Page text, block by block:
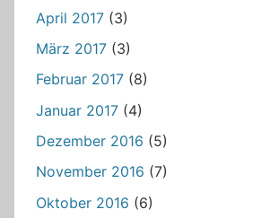
April 2017 (3)
März 2017 (3)
Februar 2017 (8)
Januar 2017 (4)
Dezember 2016 (5)
November 2016 (7)
Oktober 2016 (6)